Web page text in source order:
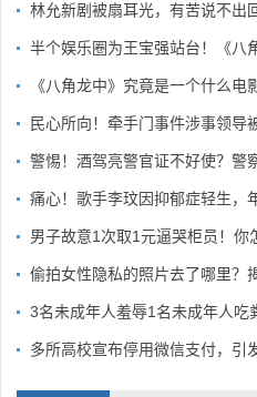
林允新剧被扇耳光，有苦说不出
半个娱乐圈为王宝强站台！《八
《八角龙中》究竟是一个什么电
民心所向！牵手门事件涉事领导
警惕！酒驾亮警官证不好使？警
痛心！歌手李玟因抑郁症轻生，
男子故意1次取1元逼哭柜员！你
偷拍女性隐私的照片去了哪里？
3名未成年人羞辱1名未成年人吃
多所高校宣布停用微信支付，引